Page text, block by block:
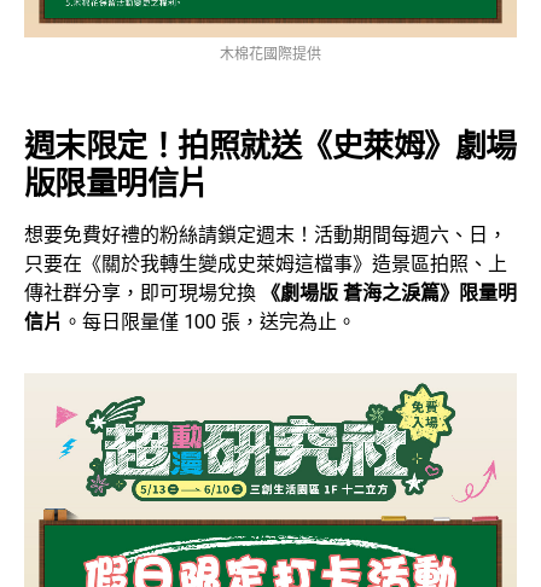
木棉花國際提供
週末限定！拍照就送《史萊姆》劇場
版限量明信片
想要免費好禮的粉絲請鎖定週末！活動期間每週六、日，
只要在《關於我轉生變成史萊姆這檔事》造景區拍照、上
傳社群分享，即可現場兌換
《劇場版 蒼海之淚篇》限量明
信片 。每日限量僅 100 張，送完為止。